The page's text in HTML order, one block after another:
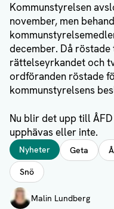
Kommunstyrelsen
november, men
december. Då
rättelseyrkandet och
ordföranden röstade
kommunstyrelsens
Nu blir det upp till
upphävas eller inte.
Taggar
Nyheter Geta
Snö
Författare
Malin Lundberg
Visa profil